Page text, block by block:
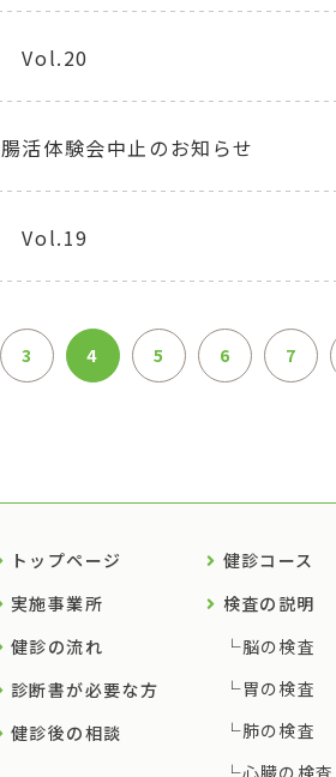
Vol.20
活体験会中止のお知らせ
Vol.19
3 4 5 6 7
トップページ
実施事業所
健診の流れ
診断書が必要な方
健診後の相談
健診コース
検査の説明
脳の検査
胃の検査
肺の検査
心臓の検査